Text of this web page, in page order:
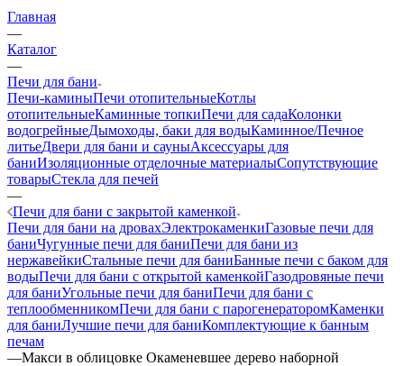
Главная
—
Каталог
—
Печи для бани
Печи-каминыПечи отопительныеКотлы
отопительныеКаминные топкиПечи для садаКолонки
водогрейныеДымоходы, баки для водыКаминное/Печное
литьеДвери для бани и сауныАксессуары для
баниИзоляционные отделочные материалыСопутствующие
товарыСтекла для печей
—
Печи для бани с закрытой каменкой
Печи для бани на дровахЭлектрокаменкиГазовые печи для
баниЧугунные печи для баниПечи для бани из
нержавейкиСтальные печи для баниБанные печи с баком для
водыПечи для бани с открытой каменкойГазодровяные печи
для баниУгольные печи для баниПечи для бани с
теплообменникомПечи для бани с парогенераторомКаменки
для баниЛучшие печи для баниКомплектующие к банным
печам
—Макси в облицовке Окаменевшее дерево наборной